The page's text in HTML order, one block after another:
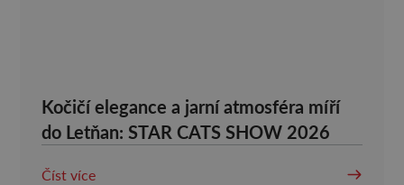
Kočičí elegance a jarní atmosféra míří
do Letňan: STAR CATS SHOW 2026
Číst více